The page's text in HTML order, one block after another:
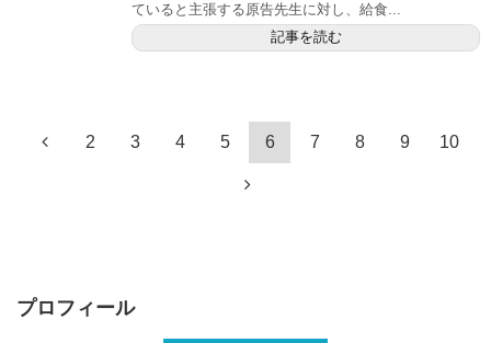
ていると主張する原告先生に対し、給食...
記事を読む
2 3 4 5 6 7 8 9 10
プロフィール